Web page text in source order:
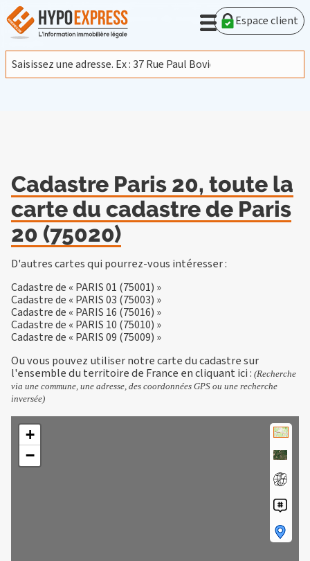
En poursuivant votre navigation sur ce site, vous acceptez
l'utilisation de cookies provenant de Google afin d'analyser le
trafic.En savoir plus
J'accepte
Espace client
Cadastre Paris 20, toute la
carte du cadastre de Paris
20 (75020)
D'autres cartes qui pourrez-vous intéresser :
Cadastre de « PARIS 01 (75001) »
Cadastre de « PARIS 03 (75003) »
Cadastre de « PARIS 16 (75016) »
Cadastre de « PARIS 10 (75010) »
Cadastre de « PARIS 09 (75009) »
Ou vous pouvez utiliser notre carte du cadastre sur
l'ensemble du territoire de France encliquant ici: (Recherche
via une commune, une adresse, des coordonnées GPS ou une recherche
inversée)
+
−